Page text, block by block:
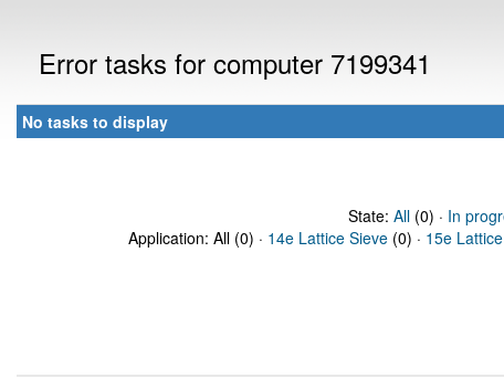
Error tasks for computer 7199341
No tasks to display
State: All(0) · In
Application: All (0) · 14e Lattice Sieve (0) · 15e